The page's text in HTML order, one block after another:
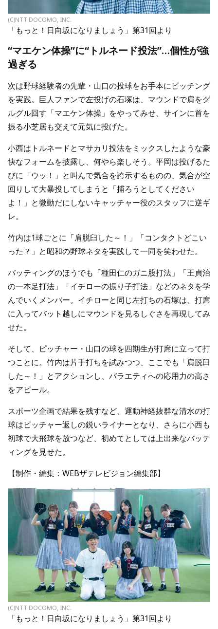
(C)NTT DOCOMO, INC.
「もっと！日向坂になりましょう」第31回より
“マエケン体操”に“トルネード投法”…個性が強
過ぎる
次は野球経験者の先輩・山口の投球をお手本にピッチング
を実践。巨人ファンで左投げの石塚は、マウンドで肩をグ
ルグル回す「マエケン体操」をやってみせ、サインに首を
振る小芝居も交えて元気に投げた。
小西はトルネードとマサカリ投法をミックスしたような豪
快なフォームを披露し、何やら楽しそう。平岡は投げるた
びに「ウッ！」と叫んで気合を誇示するものの、気合が空
回りして大暴投してしまうと「捕ろうとしてください
よ！」と微動だにしないキャッチャー役のスタッフに逆ギ
レ。
竹内は1球ごとに「肩脱臼した～！」「コンタクトどこい
った？」と昭和の野球ネタを実践して一同を笑わせた。
バッティングのほうでも「種田仁のガニ股打法」「王貞治
の一本足打法」「イチローの振り子打法」などのネタを学
んでいくメンバー。イチローと同じ左打ちの石塚は、打席
に入ってバット越しにマウンドを見るしぐさを再現してみ
せた。
そして、ピッチャー・山口の球を四期生が打席に立って打
つことに。竹内は片手打ちを試みつつ、ここでも「肩脱臼
した～！」とアクションし、バラエティへの応用力の高さ
をアピール。
スポーツ企画で結果を残すなど、運動神経抜群な清水の打
球はピッチャー返しの鋭いライナーとなり、さらに小西も
初球で大飛球を放つなど、初めてとしては上出来なバッテ
ィングを見せた。
【制作・編集：WEBザテレビジョン編集部】
(C)NTT DOCOMO, INC.
「もっと！日向坂になりましょう」第31回より